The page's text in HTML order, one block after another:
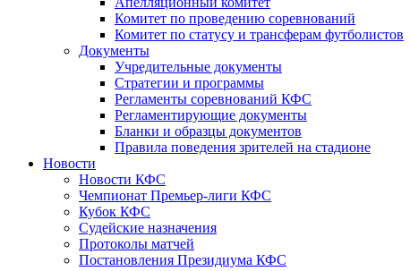
Комитет по проведению соревнований
Комитет по статусу и трансферам футболистов
Документы
Учредительные документы
Стратегии и программы
Регламенты соревнований КФС
Регламентирующие документы
Бланки и образцы документов
Правила поведения зрителей на стадионе
Новости
Новости КФС
Чемпионат Премьер-лиги КФС
Кубок КФС
Судейские назначения
Протоколы матчей
Постановления Президиума КФС